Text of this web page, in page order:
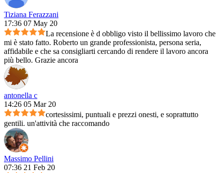
Tiziana Ferazzani
17:36 07 May 20
La recensione è d obbligo visto il bellissimo lavoro che
mi è stato fatto. Roberto un grande professionista, persona seria,
affidabile e che sa consigliarti cercando di rendere il lavoro ancora
più bello. Grazie ancora
antonella c
14:26 05 Mar 20
cortesissimi, puntuali e prezzi onesti, e soprattutto
gentili. un'attività che raccomando
Massimo Pellini
07:36 21 Feb 20